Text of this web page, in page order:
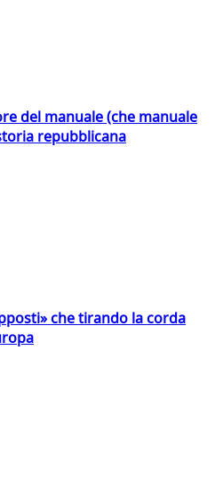
del manuale (che manuale
repubblicana
che tirando la corda